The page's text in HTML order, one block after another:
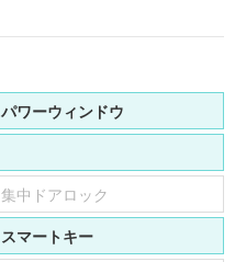
パワーウィンドウ
集中ドアロック
スマートキー